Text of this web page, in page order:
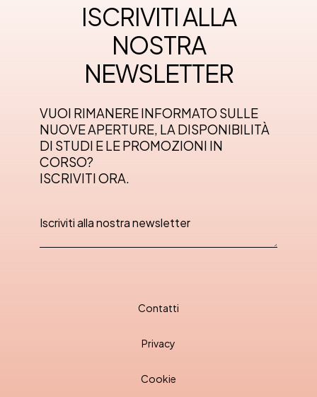
ISCRIVITI ALLA
NOSTRA
NEWSLETTER
VUOI RIMANERE INFORMATO SULLE
NUOVE APERTURE, LA DISPONIBILITÀ
DI STUDI E LE PROMOZIONI IN
CORSO?
ISCRIVITI ORA.
Contatti
Privacy
Cookie